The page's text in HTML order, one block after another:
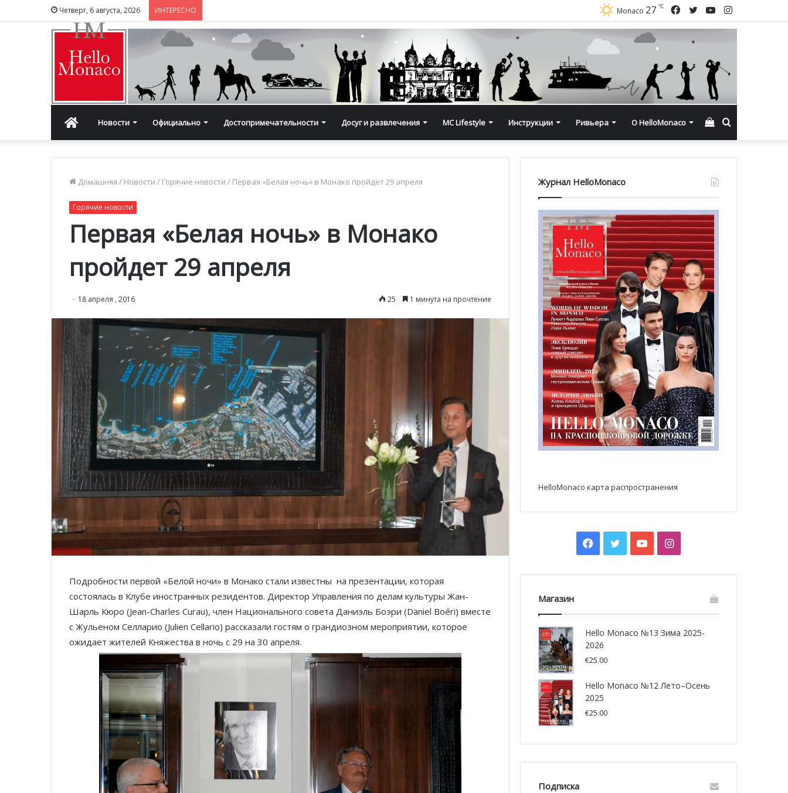
Четверг, 6 августа, 2026 ИНТЕРЕСНО Instagram
YouTube
Twitter
Facebook
Monaco 27 ℃
ГлавнаяНовости Официально Достопримечательности Досуг и развлечения MC Lifestyle Инструкции Ривьера О HelloMonaco Смотреть
корзину
Домашняя / Новости / Горячие новости / Первая «Белая ночь» в Монако пройдет 29 апреля
Горячие новости
Первая «Белая ночь» в Монако
пройдет 29 апреля
18 апреля , 2016 25 1 минута на прочтение
Подробности первой «Белой ночи» в Монако стали известны на презентации, которая
состоялась в Клубе иностранных резидентов. Директор Управления по делам культуры Жан-
Шарль Кюро (Jean-Charles Curau), член Национального совета Даниэль Боэри (Daniel Boéri) вместе
с Жульеном Селларио (Julien Cellario) рассказали гостям о грандиозном мероприятии, которое
ожидает жителей Княжества в ночь с 29 на 30 апреля.
Журнал HelloMonaco
HelloMonaco карта распространения
Facebook
TwitterYouTubeInstagram
Магазин
Hello Monaco №13 Зима 2025-
2026
€25.00
Hello Monaco №12 Лето–Осень
2025
€25.00
Подписка